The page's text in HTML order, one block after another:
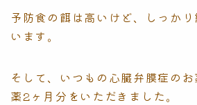
予防食の餌は高いけど、しっか
います。
そして、いつもの心臓弁膜症の
薬2ヶ月分をいただきました。